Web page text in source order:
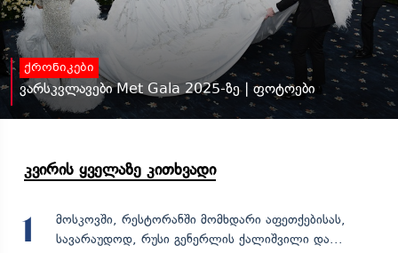
ქრონიკები
ვარსკვლავები Met Gala 2025-ზე | ფოტოები
კვირის ყველაზე კითხვადი
1
მოსკოვში, რესტორანში მომხდარი აფეთქებისას,
სავარაუდოდ, რუსი გენერლის ქალიშვილი და...